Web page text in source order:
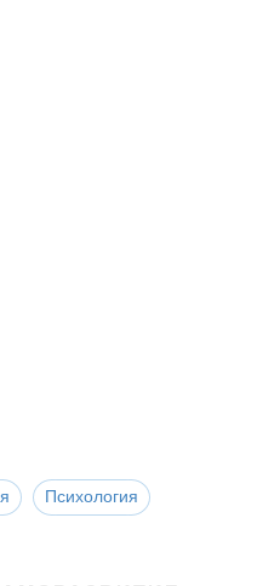
Психология